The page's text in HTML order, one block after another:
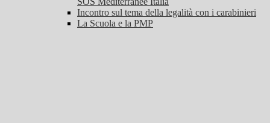
Incontro sul tema della legalità con i carabinieri
La Scuola e la PMP